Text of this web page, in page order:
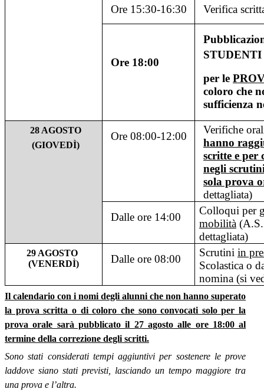
Ore 15:30-16:30 Verifica
Ore 18:00
STUDENTI
per le
coloro che
sufficienza
28 AGOSTO
(GIOVEDÌ)
Ore 08:00-12:00
Verifiche
hanno
scritte e per
negli
sola prova
dettagliata)
Dalle ore 14:00
Colloqui per
mobilità(A.S.
dettagliata)
29 AGOSTO
(VENERDÌ)
Dalle ore 08:00
Scrutini in
Scolastica o
nomina (si
Il calendario con i nomi degli alunni che non hanno superato
la prova scritta o di coloro che sono convocati solo per la
prova orale sarà pubblicato il 27 agosto alle ore 18:00 al
termine della correzione degli scritti.
Sono stati considerati tempi aggiuntivi per sostenere le prove
laddove siano stati previsti, lasciando un tempo maggiore tra
una prova e l’altra.